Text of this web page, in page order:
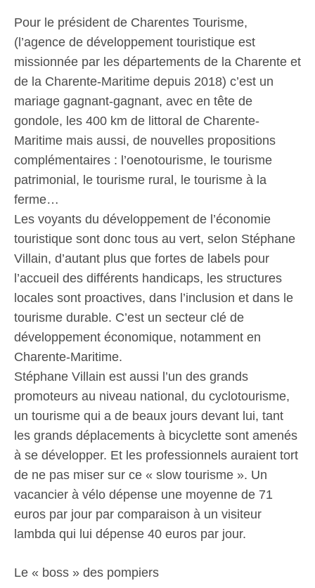
Pour le président de Charentes Tourisme,
(l’agence de développement touristique est
missionnée par les départements de la Charente et
de la Charente-Maritime depuis 2018) c’est un
mariage gagnant-gagnant, avec en tête de
gondole, les 400 km de littoral de Charente-
Maritime mais aussi, de nouvelles propositions
complémentaires : l’oenotourisme, le tourisme
patrimonial, le tourisme rural, le tourisme à la
ferme…
Les voyants du développement de l’économie
touristique sont donc tous au vert, selon Stéphane
Villain, d’autant plus que fortes de labels pour
l’accueil des différents handicaps, les structures
locales sont proactives, dans l’inclusion et dans le
tourisme durable. C’est un secteur clé de
développement économique, notamment en
Charente-Maritime.
Stéphane Villain est aussi l’un des grands
promoteurs au niveau national, du cyclotourisme,
un tourisme qui a de beaux jours devant lui, tant
les grands déplacements à bicyclette sont amenés
à se développer. Et les professionnels auraient tort
de ne pas miser sur ce « slow tourisme ». Un
vacancier à vélo dépense une moyenne de 71
euros par jour par comparaison à un visiteur
lambda qui lui dépense 40 euros par jour.
Le « boss » des pompiers